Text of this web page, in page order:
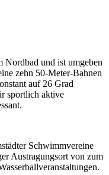
Nordbad und ist umgeben
zehn 50-Meter-Bahnen
auf 26 Grad
sportlich aktive
Schwimmvereine
Austragungsort von zum